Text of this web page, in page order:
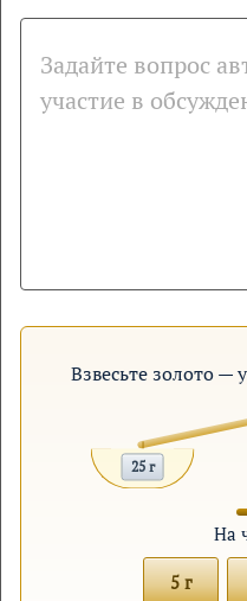
Взвесьте золото —
25 г
На
5 г